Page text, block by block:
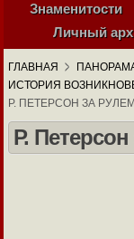
Знаменитости
Личный
ГЛАВНАЯ
ИСТОРИЯ
Р. ПЕТЕРСОН ЗА
Р.